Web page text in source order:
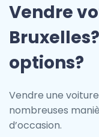
Vendre
options?
Vendre une
nombreuses
d’occasion.